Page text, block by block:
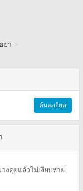
ยา >
ค้นละเอียด
งคุยแล้วไม่เงียบหาย